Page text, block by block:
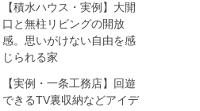
【積水ハウス・実例】大開
口と無柱リビングの開放
感。思いがけない自由を感
じられる家
【実例・一条工務店】回遊
できるTV裏収納などアイデ